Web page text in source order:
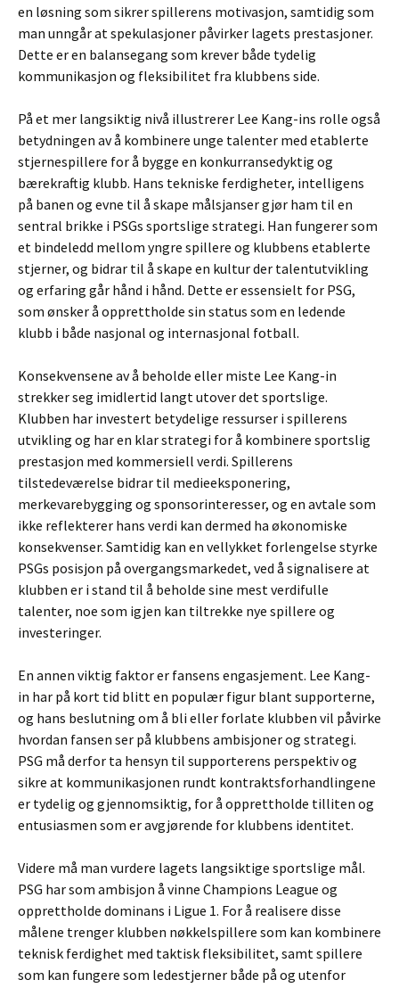
en løsning som sikrer spillerens motivasjon, samtidig som
man unngår at spekulasjoner påvirker lagets prestasjoner.
Dette er en balansegang som krever både tydelig
kommunikasjon og fleksibilitet fra klubbens side.
På et mer langsiktig nivå illustrerer Lee Kang-ins rolle også
betydningen av å kombinere unge talenter med etablerte
stjernespillere for å bygge en konkurransedyktig og
bærekraftig klubb. Hans tekniske ferdigheter, intelligens
på banen og evne til å skape målsjanser gjør ham til en
sentral brikke i PSGs sportslige strategi. Han fungerer som
et bindeledd mellom yngre spillere og klubbens etablerte
stjerner, og bidrar til å skape en kultur der talentutvikling
og erfaring går hånd i hånd. Dette er essensielt for PSG,
som ønsker å opprettholde sin status som en ledende
klubb i både nasjonal og internasjonal fotball.
Konsekvensene av å beholde eller miste Lee Kang-in
strekker seg imidlertid langt utover det sportslige.
Klubben har investert betydelige ressurser i spillerens
utvikling og har en klar strategi for å kombinere sportslig
prestasjon med kommersiell verdi. Spillerens
tilstedeværelse bidrar til medieeksponering,
merkevarebygging og sponsorinteresser, og en avtale som
ikke reflekterer hans verdi kan dermed ha økonomiske
konsekvenser. Samtidig kan en vellykket forlengelse styrke
PSGs posisjon på overgangsmarkedet, ved å signalisere at
klubben er i stand til å beholde sine mest verdifulle
talenter, noe som igjen kan tiltrekke nye spillere og
investeringer.
En annen viktig faktor er fansens engasjement. Lee Kang-
in har på kort tid blitt en populær figur blant supporterne,
og hans beslutning om å bli eller forlate klubben vil påvirke
hvordan fansen ser på klubbens ambisjoner og strategi.
PSG må derfor ta hensyn til supporterens perspektiv og
sikre at kommunikasjonen rundt kontraktsforhandlingene
er tydelig og gjennomsiktig, for å opprettholde tilliten og
entusiasmen som er avgjørende for klubbens identitet.
Videre må man vurdere lagets langsiktige sportslige mål.
PSG har som ambisjon å vinne Champions League og
opprettholde dominans i Ligue 1. For å realisere disse
målene trenger klubben nøkkelspillere som kan kombinere
teknisk ferdighet med taktisk fleksibilitet, samt spillere
som kan fungere som ledestjerner både på og utenfor